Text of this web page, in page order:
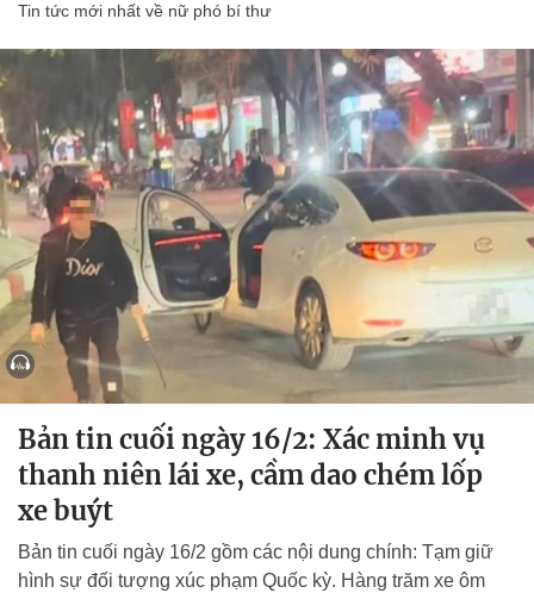
Tin tức mới nhất về nữ phó bí thư
Bản tin cuối ngày 16/2: Xác minh vụ
thanh niên lái xe, cầm dao chém lốp
xe buýt
Bản tin cuối ngày 16/2 gồm các nội dung chính: Tạm giữ
hình sự đối tượng xúc phạm Quốc kỳ. Hàng trăm xe ôm